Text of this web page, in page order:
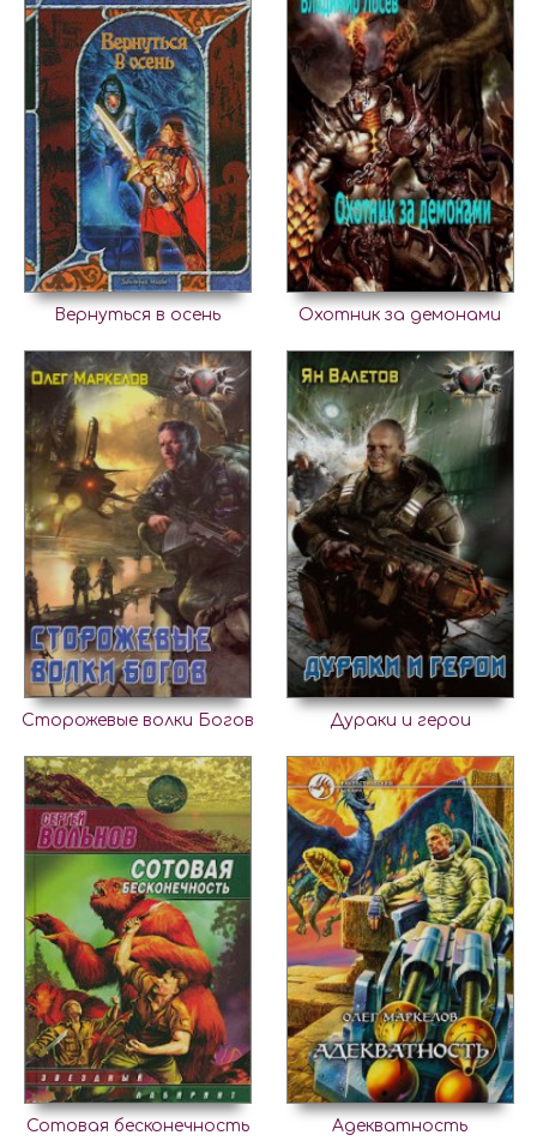
Вернуться в осень Охотник за демонами
Сторожевые волки Богов Дураки и герои
Сотовая бесконечность Адекватность